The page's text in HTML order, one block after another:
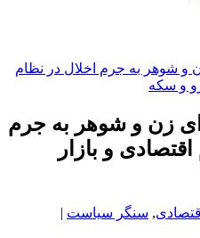
زن و شوهر به جرم
و بازار
اقتصادی, سنگر سیاست |